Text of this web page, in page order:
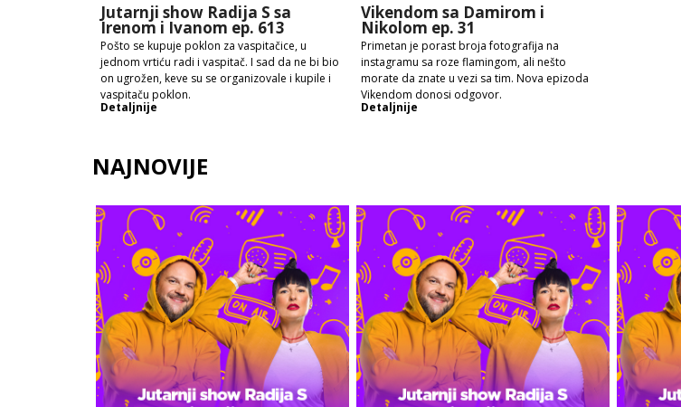
Jutarnji show Radija S sa
Irenom i Ivanom ep. 613
Pošto se kupuje poklon za vaspitačice, u
jednom vrtiću radi i vaspitač. I sad da ne bi bio
on ugrožen, keve su se organizovale i kupile i
vaspitaču poklon.
Detaljnije
Vikendom sa Damirom i
Nikolom ep. 31
Primetan je porast broja fotografija na
instagramu sa roze flamingom, ali nešto
morate da znate u vezi sa tim. Nova epizoda
Vikendom donosi odgovor.
Detaljnije
NAJNOVIJE